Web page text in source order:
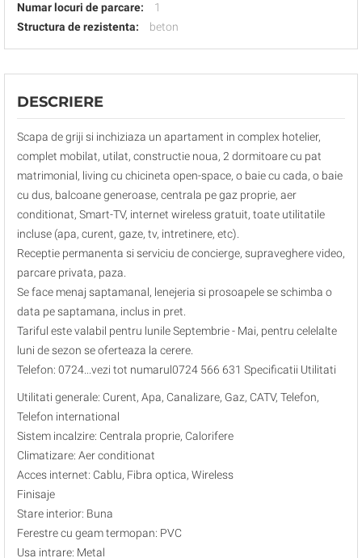
Numar locuri de parcare:
1
Structura de rezistenta:
beton
DESCRIERE
Scapa de griji si inchiziaza un apartament in complex hotelier,
complet mobilat, utilat, constructie noua, 2 dormitoare cu pat
matrimonial, living cu chicineta open-space, o baie cu cada, o baie
cu dus, balcoane generoase, centrala pe gaz proprie, aer
conditionat, Smart-TV, internet wireless gratuit, toate utilitatile
incluse (apa, curent, gaze, tv, intretinere, etc).
Receptie permanenta si serviciu de concierge, supraveghere video,
parcare privata, paza.
Se face menaj saptamanal, lenejeria si prosoapele se schimba o
data pe saptamana, inclus in pret.
Tariful este valabil pentru lunile Septembrie - Mai, pentru celelalte
luni de sezon se oferteaza la cerere.
Telefon: 0724...vezi tot numarul0724 566 631 Specificatii Utilitati
Utilitati generale: Curent, Apa, Canalizare, Gaz, CATV, Telefon,
Telefon international
Sistem incalzire: Centrala proprie, Calorifere
Climatizare: Aer conditionat
Acces internet: Cablu, Fibra optica, Wireless
Finisaje
Stare interior: Buna
Ferestre cu geam termopan: PVC
Usa intrare: Metal